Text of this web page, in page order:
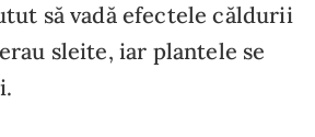
să vadă efectele căldurii
sleite, iar plantele se